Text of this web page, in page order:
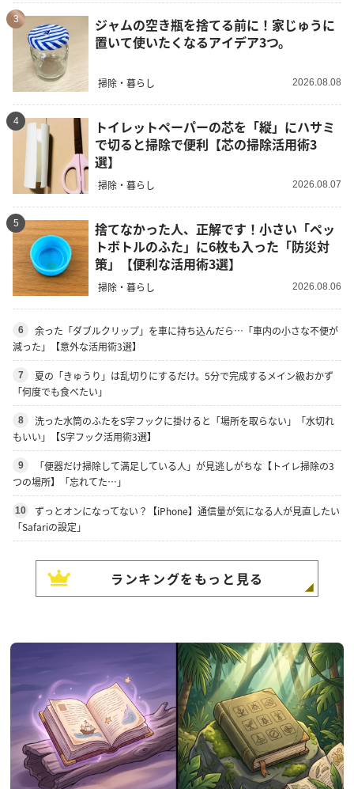
3
ジャムの空き瓶を捨てる前に！家じゅうに
置いて使いたくなるアイデア3つ。
掃除・暮らし 2026.08.08
4
トイレットペーパーの芯を「縦」にハサミ
で切ると掃除で便利【芯の掃除活用術3
選】
掃除・暮らし 2026.08.07
5
捨てなかった人、正解です！小さい「ペッ
トボトルのふた」に6枚も入った「防災対
策」【便利な活用術3選】
掃除・暮らし 2026.08.06
6
余った「ダブルクリップ」を車に持ち込んだら…「車内の小さな不便が
減った」【意外な活用術3選】
7
夏の「きゅうり」は乱切りにするだけ。5分で完成するメイン級おかず
「何度でも食べたい」
8
洗った水筒のふたをS字フックに掛けると「場所を取らない」「水切れ
もいい」【S字フック活用術3選】
9
「便器だけ掃除して満足している人」が見逃しがちな【トイレ掃除の3
つの場所】「忘れてた…」
10
ずっとオンになってない？【iPhone】通信量が気になる人が見直したい
「Safariの設定」
ランキングをもっと見る